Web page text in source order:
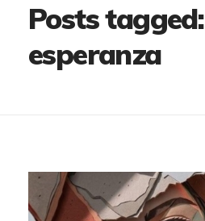
Posts tagged:
esperanza